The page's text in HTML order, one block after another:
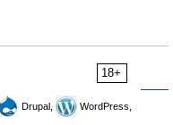
18+
Drupal,
WordPress,